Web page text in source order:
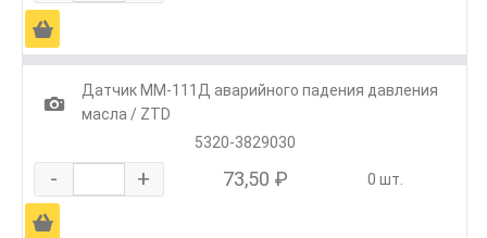
Ä
1
Датчик ММ-111Д аварийного падения давления
масла / ZTD
5320-3829030
- + 73,50 ₽ 0 шт.
Ä